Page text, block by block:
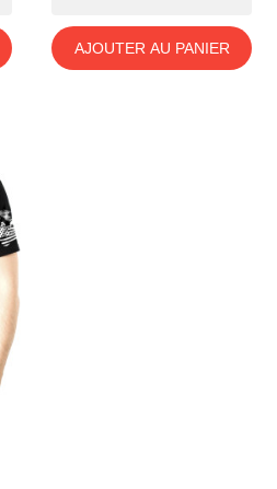
AJOUTER AU PANIER